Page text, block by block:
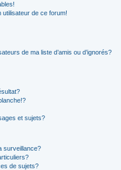
utilisateur de ce forum!
de ma liste d’amis ou d’ignorés?
et sujets?
surveillance?
de sujets?